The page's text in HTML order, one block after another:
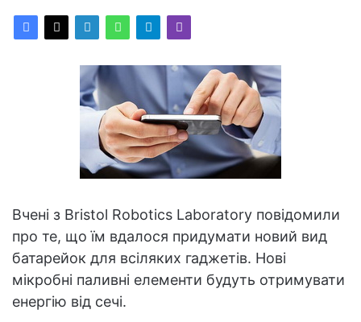
Вчені з Bristol Robotics Laboratory повідомили
про те, що їм вдалося придумати новий вид
батарейок для всіляких гаджетів. Нові
мікробні паливні елементи будуть отримувати
енергію від сечі.